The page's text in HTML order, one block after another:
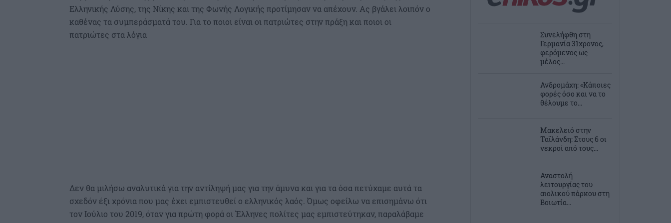
Ελληνικής Λύσης, της Νίκης και της Φωνής Λογικής προτίμησαν να απέχουν. Ας βγάλει λοιπόν ο
καθένας τα συμπεράσματά του. Για το ποιοι είναι οι πατριώτες στην πράξη και ποιοι οι
πατριώτες στα λόγια
Δεν θα μιλήσω αναλυτικά για την αντίληψή μας για την άμυνα και για τα όσα πετύχαμε αυτά τα
σχεδόν έξι χρόνια που μας έχει εμπιστευθεί ο ελληνικός λαός. Όμως οφείλω να επισημάνω ότι
τον Ιούλιο του 2019, όταν για πρώτη φορά οι Έλληνες πολίτες μας εμπιστεύτηκαν, παραλάβαμε
Συνελήφθη στη
Γερμανία 31χρονος,
φερόμενος ως
μέλος...
Ανδρομάχη: «Κάποιες
φορές όσο και να το
θέλουμε το...
Μακελειό στην
Ταϊλάνδη: Στους 6 οι
νεκροί από τους...
Αναστολή
λειτουργίας του
αιολικού πάρκου στη
Βοιωτία...